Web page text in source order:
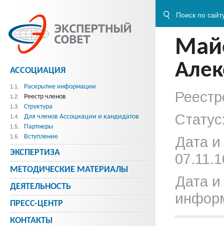
Дата
Дата и
АССОЦИАЦИЯ
1.1. Раскрытие информации
1.2. Реестр членов
1.3. Структура
1.4. Для членов Ассоциации и кандидатов
1.5. Партнеры
1.6. Вступление
ЭКСПЕРТИЗА
МЕТОДИЧЕСКИE МАТЕРИАЛЫ
ДЕЯТЕЛЬНОСТЬ
ПРЕСС-ЦЕНТР
КОНТАКТЫ